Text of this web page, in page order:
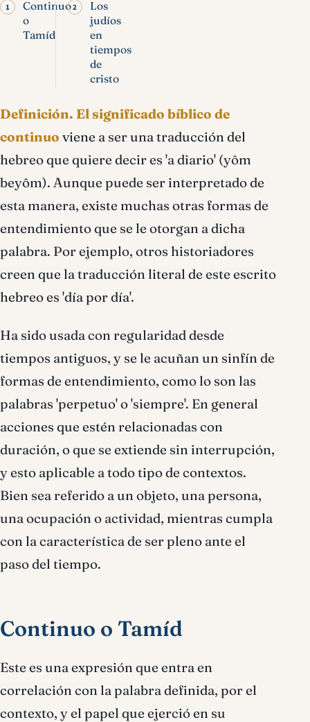
Continuo
o
Tamíd
Los
judíos
en
tiempos
de
cristo
Definición. El significado bíblico de
continuo viene a ser una traducción del
hebreo que quiere decir es 'a diario' (yôm
beyôm). Aunque puede ser interpretado de
esta manera, existe muchas otras formas de
entendimiento que se le otorgan a dicha
palabra. Por ejemplo, otros historiadores
creen que la traducción literal de este escrito
hebreo es 'día por día'.
Ha sido usada con regularidad desde
tiempos antiguos, y se le acuñan un sinfín de
formas de entendimiento, como lo son las
palabras 'perpetuo' o 'siempre'. En general
acciones que estén relacionadas con
duración, o que se extiende sin interrupción,
y esto aplicable a todo tipo de contextos.
Bien sea referido a un objeto, una persona,
una ocupación o actividad, mientras cumpla
con la característica de ser pleno ante el
paso del tiempo.
Continuo o Tamíd
Este es una expresión que entra en
correlación con la palabra definida, por el
contexto, y el papel que ejerció en su